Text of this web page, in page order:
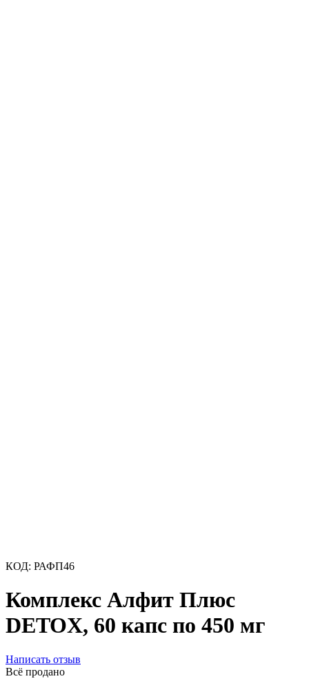
КОД: РАФП46
Комплекс Алфит Плюс
DETOX, 60 капс по 450 мг
Написать отзыв
Всё продано